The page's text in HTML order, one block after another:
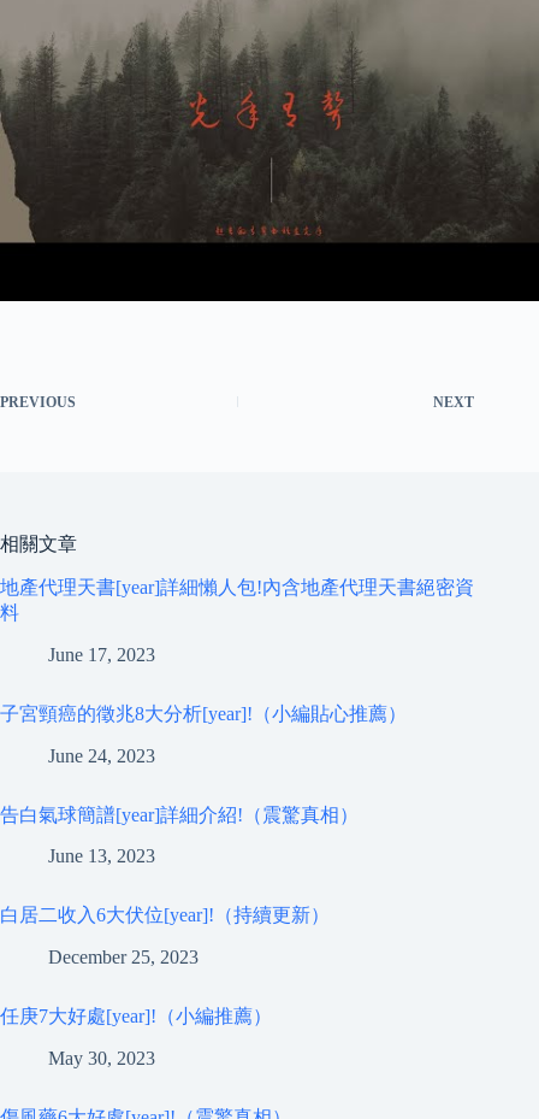
PREVIOUS NEXT
相關文章
地產代理天書[year]詳細懶人包!內含地產代理天書絕密資
料
June 17, 2023
子宮頸癌的徵兆8大分析[year]!（小編貼心推薦）
June 24, 2023
告白氣球簡譜[year]詳細介紹!（震驚真相）
June 13, 2023
白居二收入6大伏位[year]!（持續更新）
December 25, 2023
任庚7大好處[year]!（小編推薦）
May 30, 2023